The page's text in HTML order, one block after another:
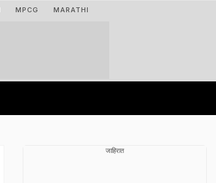
MPCG MARATHI
जाहिरात